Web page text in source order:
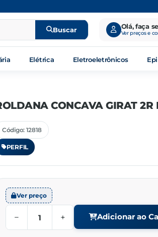
Buscar Olá, faça
Ver preços e
Elétrica Eletroeletrônicos
CONCAVA GIRAT
Código: 12818
PERFIL
Ver preço
− + Adicionar ao